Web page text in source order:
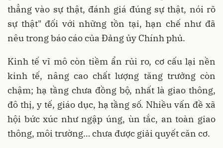
thẳng vào sự thật, đánh giá đúng sự thật, nói rõ
sự thật" đối với những tồn tại, hạn chế như đã
nêu trong báo cáo của Đảng ủy Chính phủ.
Kinh tế vĩ mô còn tiềm ẩn rủi ro, cơ cấu lại nền
kinh tế, nâng cao chất lượng tăng trưởng còn
chậm; hạ tầng chưa đồng bộ, nhất là giao thông,
đô thị, y tế, giáo dục, hạ tầng số. Nhiều vấn đề xã
hội bức xúc như ngập úng, ùn tắc, an toàn giao
thông, môi trường… chưa được giải quyết căn cơ.